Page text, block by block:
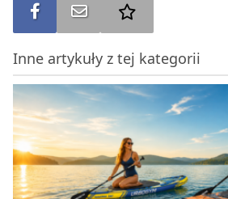
Udostępnij na FBWyślij na e-mail
Inne artykuły z tej kategorii